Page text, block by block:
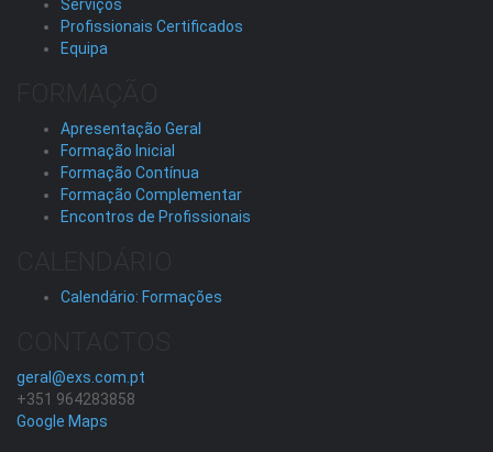
Serviços
Profissionais Certificados
Equipa
Apresentação Geral
Formação Inicial
Formação Contínua
Formação Complementar
Encontros de Profissionais
Calendário: Formações
geral@exs.com.pt
+351 964283858
Google Maps